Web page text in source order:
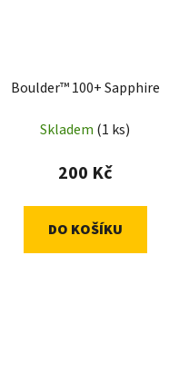
Boulder™ 100+ Sapphire
Skladem (1 ks)
200 Kč
DO KOŠÍKU